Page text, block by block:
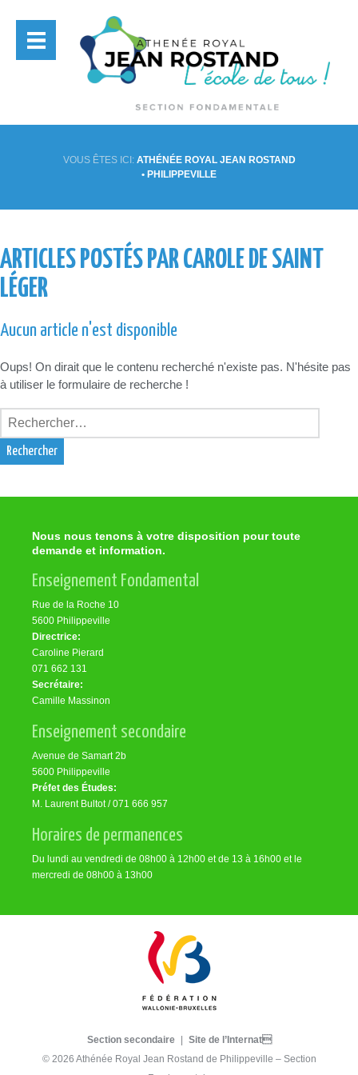
VOUS ÊTES ICI: ATHÉNÉE ROYAL JEAN ROSTAND
• PHILIPPEVILLE
ARTICLES POSTÉS PAR CAROLE DE SAINT
LÉGER
Aucun article n'est disponible
Oups! On dirait que le contenu recherché n'existe pas. N'hésite pas
à utiliser le formulaire de recherche !
Nous nous tenons à votre disposition pour toute
demande et information.
Enseignement Fondamental
Rue de la Roche 10
5600 Philippeville
Directrice:
Caroline Pierard
071 662 131
Secrétaire:
Camille Massinon
Enseignement secondaire
Avenue de Samart 2b
5600 Philippeville
Préfet des Études:
M. Laurent Bultot / 071 666 957
Horaires de permanences
Du lundi au vendredi de 08h00 à 12h00 et de 13 à 16h00 et le
mercredi de 08h00 à 13h00
Section secondaire
Site de l’Internat
© 2026 Athénée Royal Jean Rostand de Philippeville – Section